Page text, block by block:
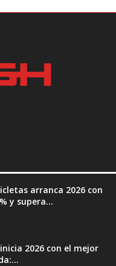
arranca 2026 con
y supera...
2026 con el mejor